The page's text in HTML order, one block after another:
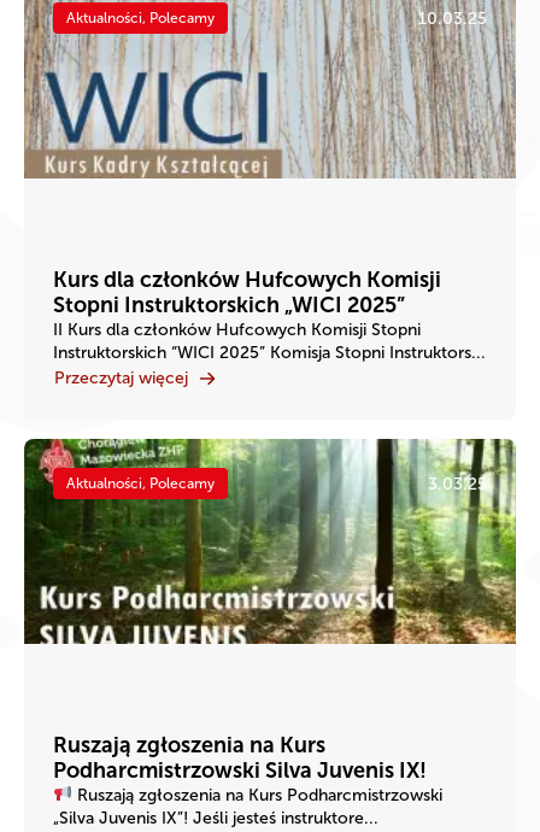
Aktualności, Polecamy 10.03.25
Kurs dla członków Hufcowych Komisji
Stopni Instruktorskich „WICI 2025”
II Kurs dla członków Hufcowych Komisji Stopni
Instruktorskich “WICI 2025” Komisja Stopni Instruktors...
Przeczytaj więcej
Aktualności, Polecamy 3.03.25
Ruszają zgłoszenia na Kurs
Podharcmistrzowski Silva Juvenis IX!
Ruszają zgłoszenia na Kurs Podharcmistrzowski
„Silva Juvenis IX”! Jeśli jesteś instruktore...